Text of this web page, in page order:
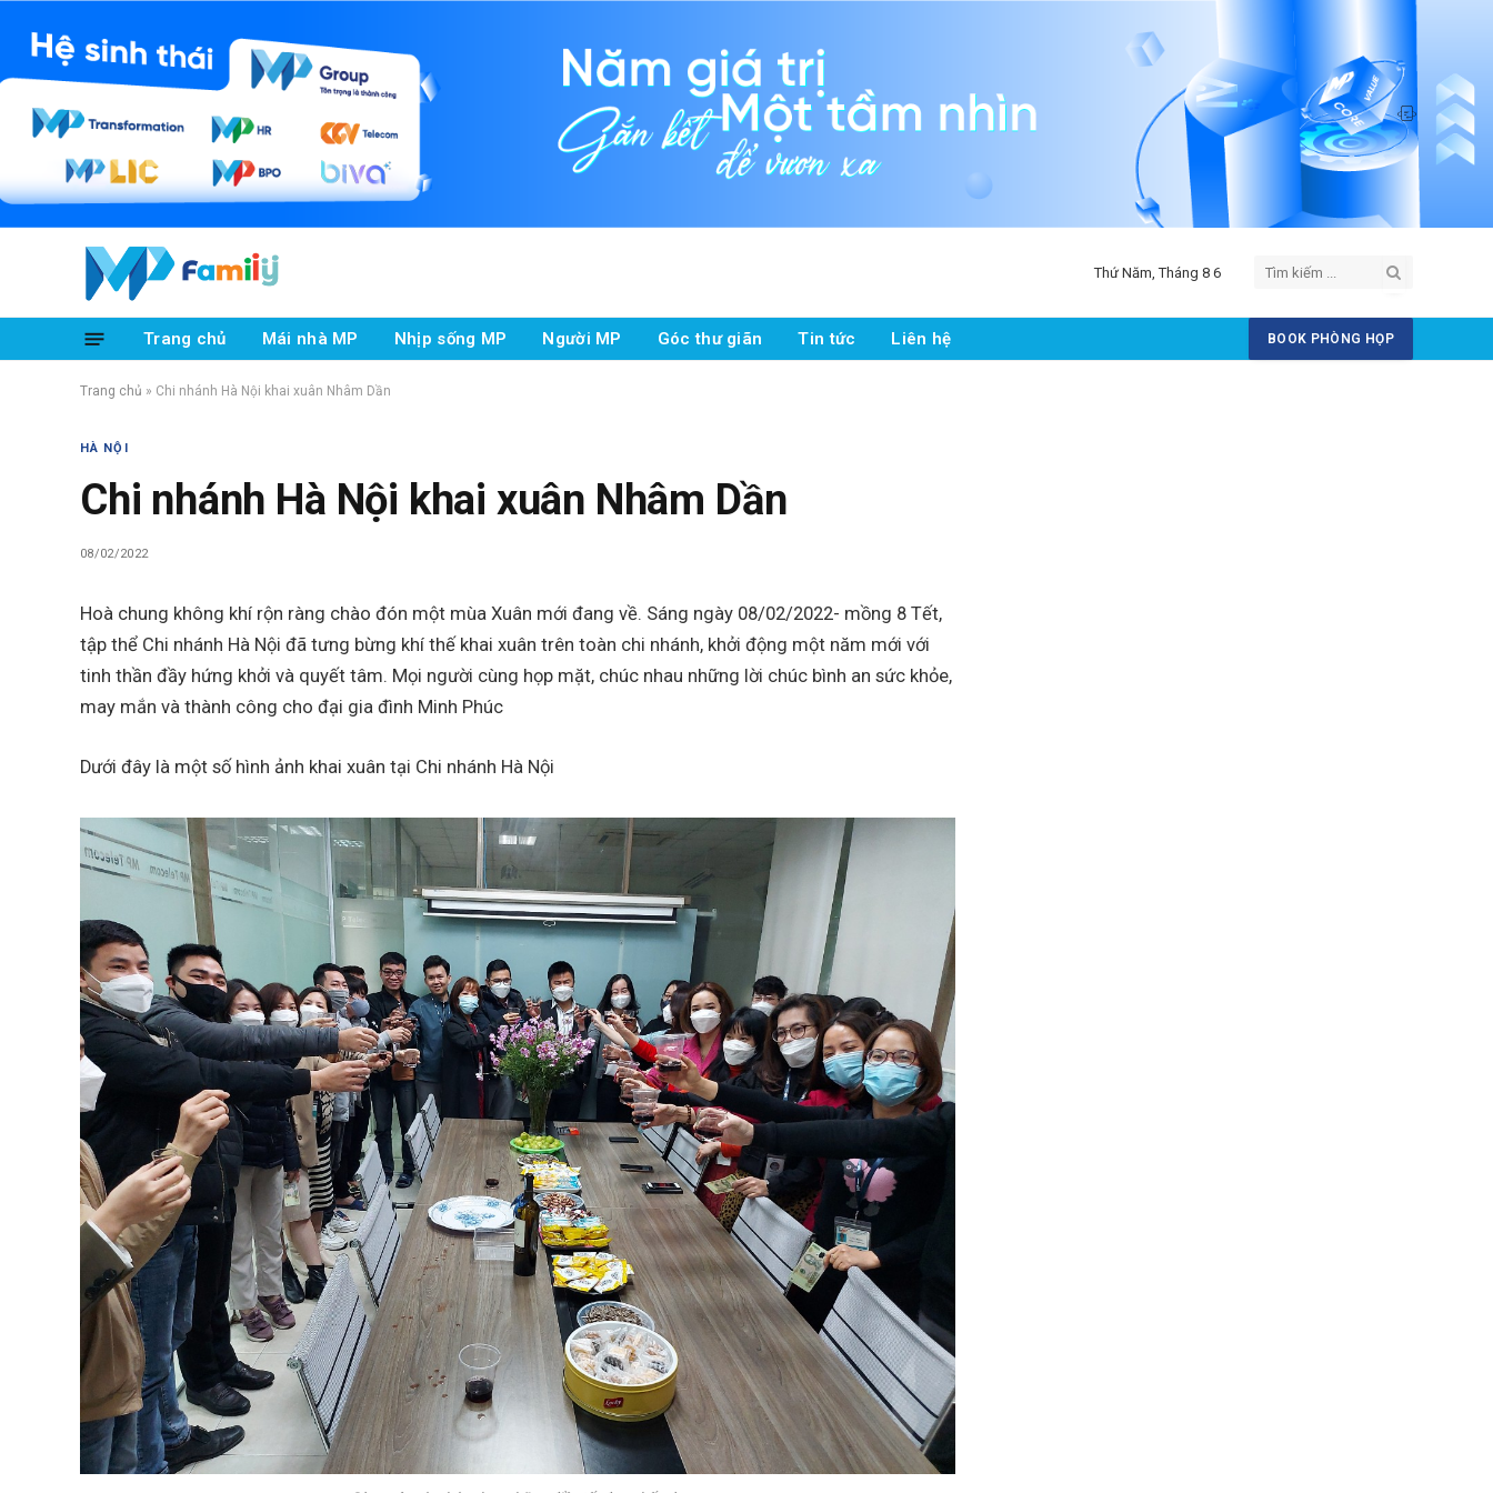
Thứ Năm, Tháng 8 6
Trang chủ Mái nhà MP Nhịp sống MP Người MP Góc thư giãn Tin tức Liên hệ BOOK PHÒNG HỌP
Trang chủ » Chi nhánh Hà Nội khai xuân Nhâm Dần
HÀ NỘI
Chi nhánh Hà Nội khai xuân Nhâm Dần
08/02/2022
Hoà chung không khí rộn ràng chào đón một mùa Xuân mới đang về. Sáng ngày 08/02/2022- mồng 8 Tết,
tập thể Chi nhánh Hà Nội đã tưng bừng khí thế khai xuân trên toàn chi nhánh, khởi động một năm mới với
tinh thần đầy hứng khởi và quyết tâm. Mọi người cùng họp mặt, chúc nhau những lời chúc bình an sức khỏe,
may mắn và thành công cho đại gia đình Minh Phúc
Dưới đây là một số hình ảnh khai xuân tại Chi nhánh Hà Nội